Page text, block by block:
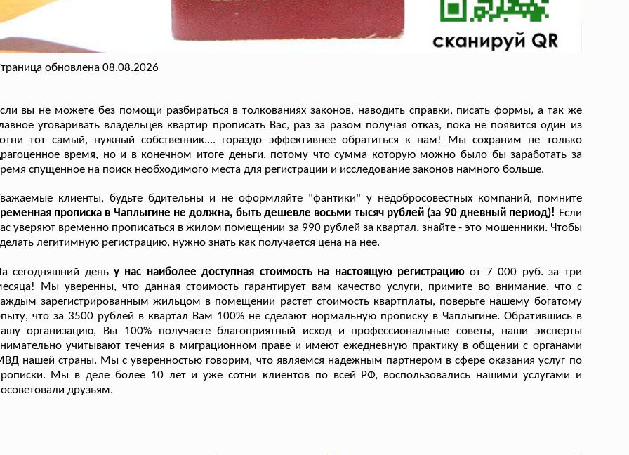
обновлена 08.08.2026
вы не можете без помощи разбираться в толкованиях законов, наводить справки, писать формы, а так же
уговаривать владельцев квартир прописать Вас, раз за разом получая отказ, пока не появится один из
тот самый, нужный собственник.... гораздо эффективнее обратиться к нам! Мы сохраним не только
время, но и в конечном итоге деньги, потому что сумма которую можно было бы заработать за
спущенное на поиск необходимого места для регистрации и исследование законов намного больше.
клиенты, будьте бдительны и не оформляйте "фантики" у недобросовестных компаний, помните
прописка в Чаплыгине не должна, быть дешевле восьми тысяч рублей (за 90 дневный период)! Если
уверяют временно прописаться в жилом помещении за 990 рублей за квартал, знайте - это мошенники. Чтобы
легитимную регистрацию, нужно знать как получается цена на нее.
сегодняшний деньу нас наиболее доступная стоимость на настоящую регистрациюот 7 000 руб. за три
Мы уверенны, что данная стоимость гарантирует вам качество услуги, примите во внимание, что с
зарегистрированным жильцом в помещении растет стоимость квартплаты, поверьте нашему богатому
что за 3500 рублей в квартал Вам 100% не сделают нормальную прописку в Чаплыгине. Обратившись в
организацию, Вы 100% получаете благоприятный исход и профессиональные советы, наши эксперты
учитывают течения в миграционном праве и имеют ежедневную практику в общении с органами
нашей страны. Мы с уверенностью говорим, что являемся надежным партнером в сфере оказания услуг по
Мы в деле более 10 лет и уже сотни клиентов по всей РФ, воспользовались нашими услугами и
друзьям.